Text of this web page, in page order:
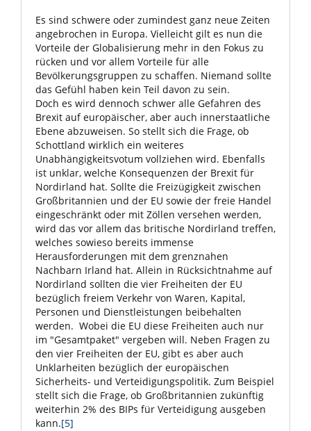
Es sind schwere oder zumindest ganz neue Zeiten
angebrochen in Europa. Vielleicht gilt es nun die
Vorteile der Globalisierung mehr in den Fokus zu
rücken und vor allem Vorteile für alle
Bevölkerungsgruppen zu schaffen. Niemand sollte
das Gefühl haben kein Teil davon zu sein.
Doch es wird dennoch schwer alle Gefahren des
Brexit auf europäischer, aber auch innerstaatliche
Ebene abzuweisen. So stellt sich die Frage, ob
Schottland wirklich ein weiteres
Unabhängigkeitsvotum vollziehen wird. Ebenfalls
ist unklar, welche Konsequenzen der Brexit für
Nordirland hat. Sollte die Freizügigkeit zwischen
Großbritannien und der EU sowie der freie Handel
eingeschränkt oder mit Zöllen versehen werden,
wird das vor allem das britische Nordirland treffen,
welches sowieso bereits immense
Herausforderungen mit dem grenznahen
Nachbarn Irland hat. Allein in Rücksichtnahme auf
Nordirland sollten die vier Freiheiten der EU
bezüglich freiem Verkehr von Waren, Kapital,
Personen und Dienstleistungen beibehalten
werden. Wobei die EU diese Freiheiten auch nur
im "Gesamtpaket" vergeben will. Neben Fragen zu
den vier Freiheiten der EU, gibt es aber auch
Unklarheiten bezüglich der europäischen
Sicherheits- und Verteidigungspolitik. Zum Beispiel
stellt sich die Frage, ob Großbritannien zukünftig
weiterhin 2% des BIPs für Verteidigung ausgeben
kann.[5]